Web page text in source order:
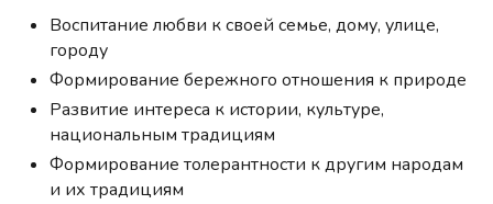
Воспитание любви к своей семье, дому, улице,
городу
Формирование бережного отношения к природе
Развитие интереса к истории, культуре,
национальным традициям
Формирование толерантности к другим народам
и их традициям